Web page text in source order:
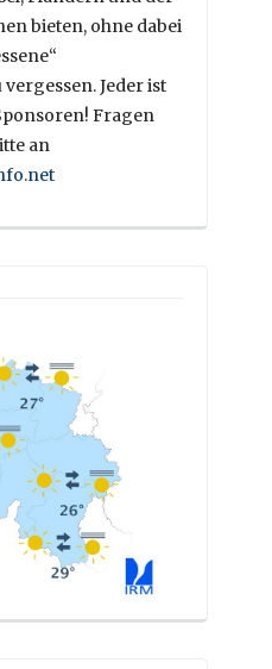
bieten, ohne dabei
Jeder ist
Fragen
an